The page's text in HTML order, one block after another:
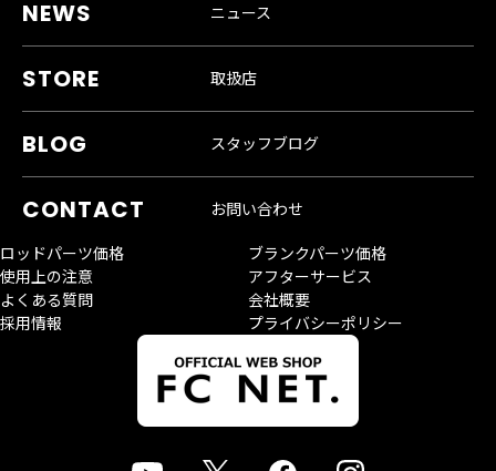
ニュース
取扱店
スタッフブログ
お問い合わせ
ロッドパーツ価格
ブランクパーツ価格
使用上の注意
アフターサービス
よくある質問
会社概要
採用情報
プライバシーポリシー